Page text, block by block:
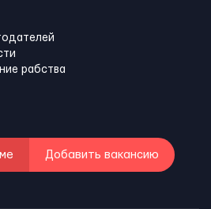
рабства
Добавить вакансию